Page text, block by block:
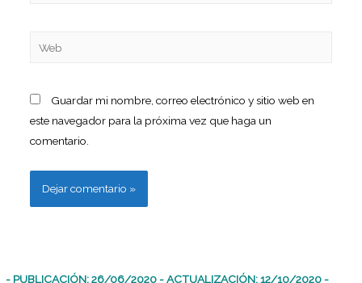
Guardar mi nombre, correo electrónico y sitio web en
este navegador para la próxima vez que haga un
comentario.
- PUBLICACIÓN: 26/06/2020 - ACTUALIZACIÓN: 12/10/2020 -